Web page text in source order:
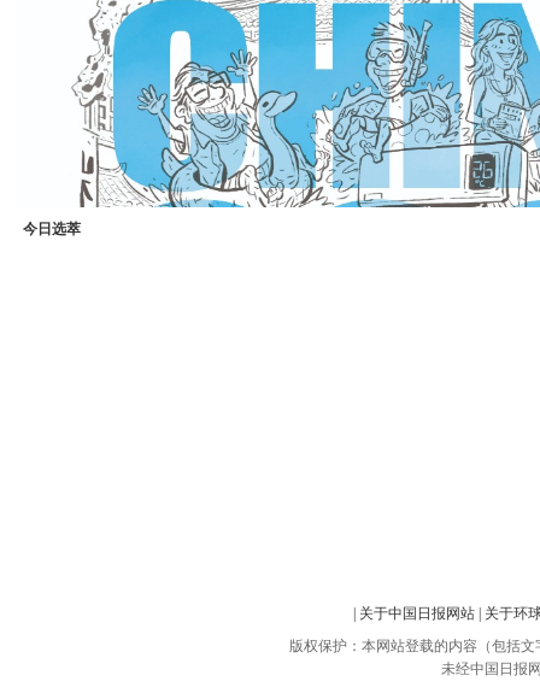
今日选萃
关于中国日报网站
关于环
版权保护：本网站登载的内容（包括
未经中国日报